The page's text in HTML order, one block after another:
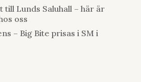
till Lunds Saluhall – här är
oss
– Big Bite prisas i SM i